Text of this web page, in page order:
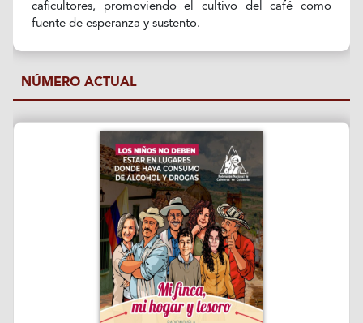
caficultores, promoviendo el cultivo del café como
fuente de esperanza y sustento.
NÚMERO ACTUAL